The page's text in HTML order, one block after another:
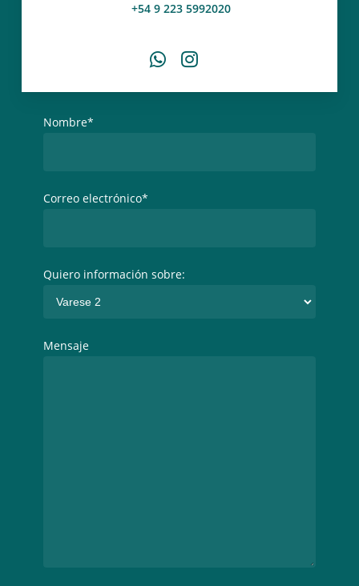
+54 9 223 5992020
Nombre*
Correo electrónico*
Quiero información sobre:
Mensaje